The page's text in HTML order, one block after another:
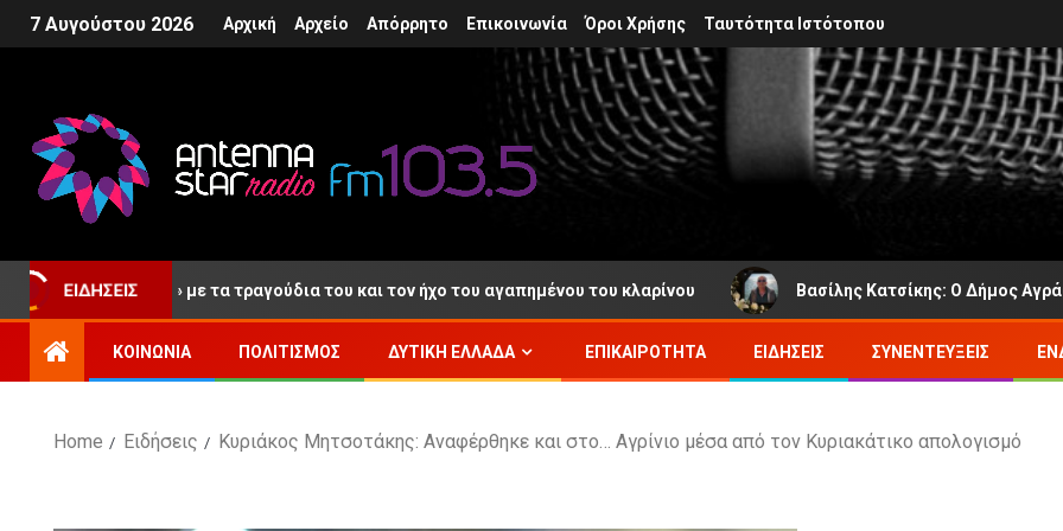
7 Αυγούστου 2026 Αρχική Αρχείο Απόρρητο Επικοινωνία Όροι Χρήσης Ταυτότητα Ιστότοπου
ΕΙΔΉΣΕΙΣ
«αντίο» με τα τραγούδια του και τον ήχο του αγαπημένου του κλαρίνου Βασίλης Κατσίκης: Ο Δήμος Αγράφων
ΚΟΙΝΩΝΊΑ ΠΟΛΙΤΙΣΜΌΣ ΔΥΤΙΚΉ ΕΛΛΆΔΑ ΕΠΙΚΑΙΡΌΤΗΤΑ ΕΙΔΉΣΕΙΣ ΣΥΝΕΝΤΕΎΞΕΙΣ
Home Ειδήσεις Κυριάκος Μητσοτάκης: Αναφέρθηκε και στο… Αγρίνιο μέσα από τον Κυριακάτικο απολογισμό